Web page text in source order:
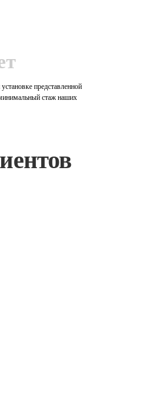
представленной
стаж наших